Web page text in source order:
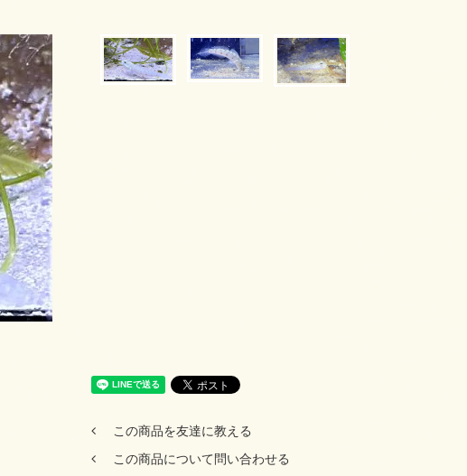
この商品を友達に教える
この商品について問い合わせる